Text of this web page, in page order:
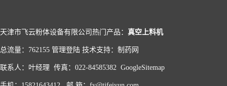
天津市飞云粉体设备有限公司热门产品： 真空上料机
总流量：762155 管理登陆 技术支持： 制药网
联系人：叶经理 传真：022-84585382 GoogleSitemap